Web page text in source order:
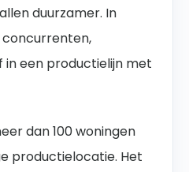
duurzamer. In
een productielijn met
dan 100 woningen
productielocatie. Het